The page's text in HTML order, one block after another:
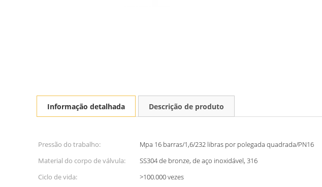
Informação detalhada Descrição de produto
Pressão do trabalho: Mpa 16 barras/1,6/232 libras por polegada quadrada/PN16
Material do corpo de válvula:
SS304 de bronze, de aço inoxidável, 316
Ciclo de vida:
>100.000 vezes